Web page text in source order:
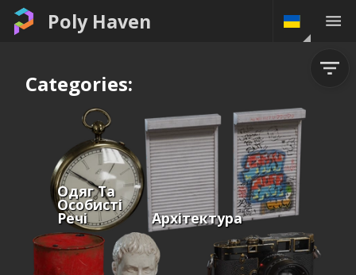
Poly Haven
Categories:
Одяг Та
Особисті
Речі Архітектура